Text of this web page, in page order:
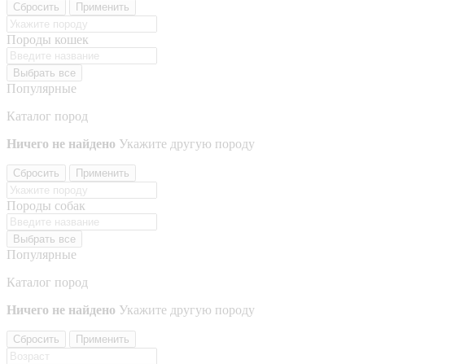
Сбросить Применить
Породы кошек
Выбрать все
Популярные
Каталог пород
Ничего не найдено Укажите другую породу
Сбросить Применить
Породы собак
Выбрать все
Популярные
Каталог пород
Ничего не найдено Укажите другую породу
Сбросить Применить